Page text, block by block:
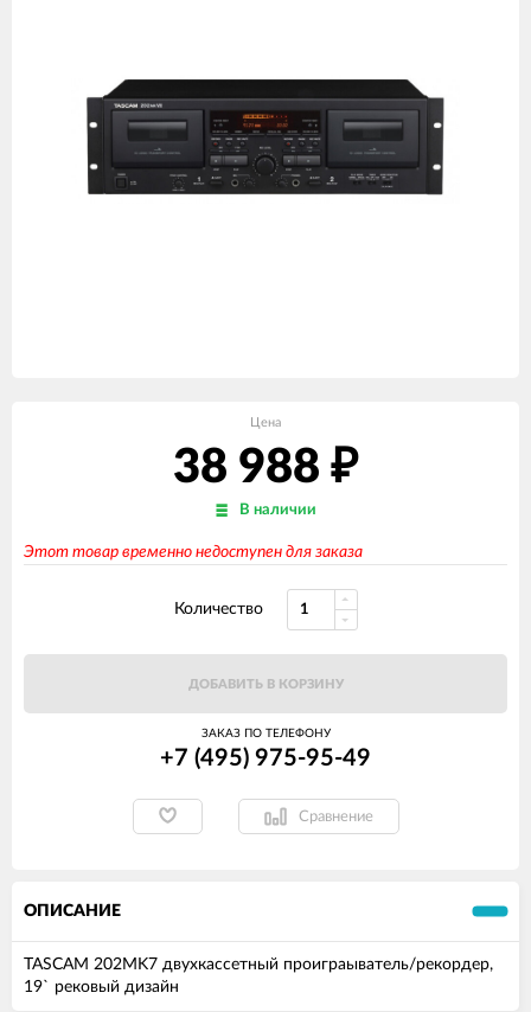
Цена
38 988 ₽
В наличии
Этот товар временно недоступен для заказа
Количество
ДОБАВИТЬ В КОРЗИНУ
ЗАКАЗ ПО ТЕЛЕФОНУ
+7 (495) 975-95-49
Сравнение
ОПИСАНИЕ
TASCAM 202MK7 двухкассетный проиграыватель/рекордер,
19` рековый дизайн